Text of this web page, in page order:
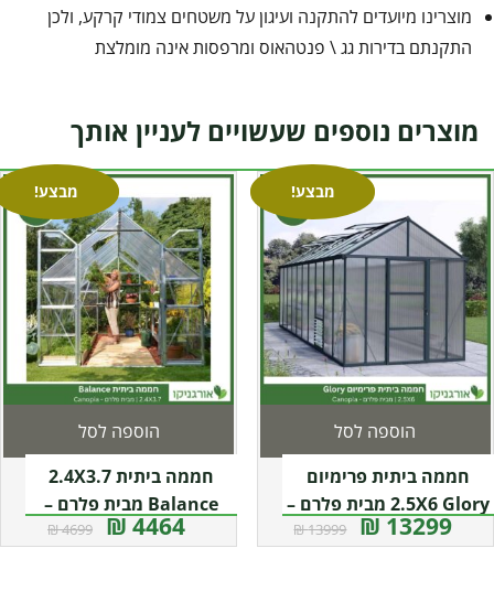
מוצרינו מיועדים להתקנה ועיגון על משטחים צמודי קרקע, ולכן
התקנתם בדירות גג \ פנטהאוס ומרפסות אינה מומלצת
מוצרים נוספים שעשויים לעניין אותך
מבצע!
חממה ביתית פרימיום
2.5X6 Glory מבית פלרם –
קנופיה13299 ₪
13999 ₪
הוספה לסל
מבצע!
חממה ביתית 2.4X3.7
Balance מבית פלרם –
Canopia
4464 ₪
4699 ₪
הוספה לסל